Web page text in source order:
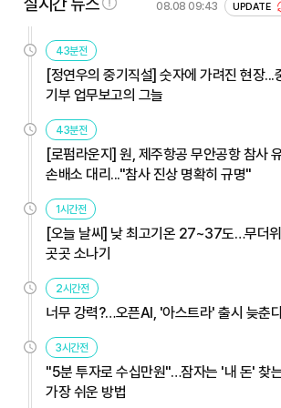
08.08 09:43 UPDATE
43분전
[정연우의 중기직설] 숫자에 가려진 현장...
기부 업무보고의 그늘
43분전
[로펌라운지] 원, 제주항공 무안공항 참사
손배소 대리..."참사 진상 명확히 규명"
1시간전
[오늘 날씨] 낮 최고기온 27~37도…무더
곳곳 소나기
2시간전
너무 강력?…오픈AI, '아스트라' 출시 늦춘
3시간전
"5분 투자로 수십만원"…잠자는 '내 돈' 찾
가장 쉬운 방법